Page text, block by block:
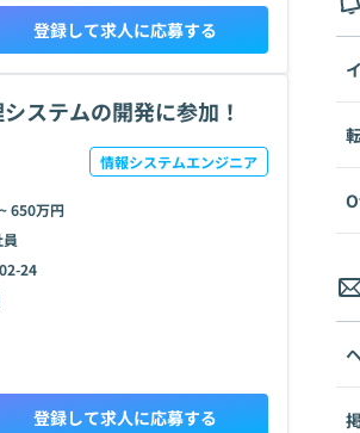
登録して求人に応募する
ステムの開発に参加！
情報システムエンジニア
650万円
24
登録して求人に応募する